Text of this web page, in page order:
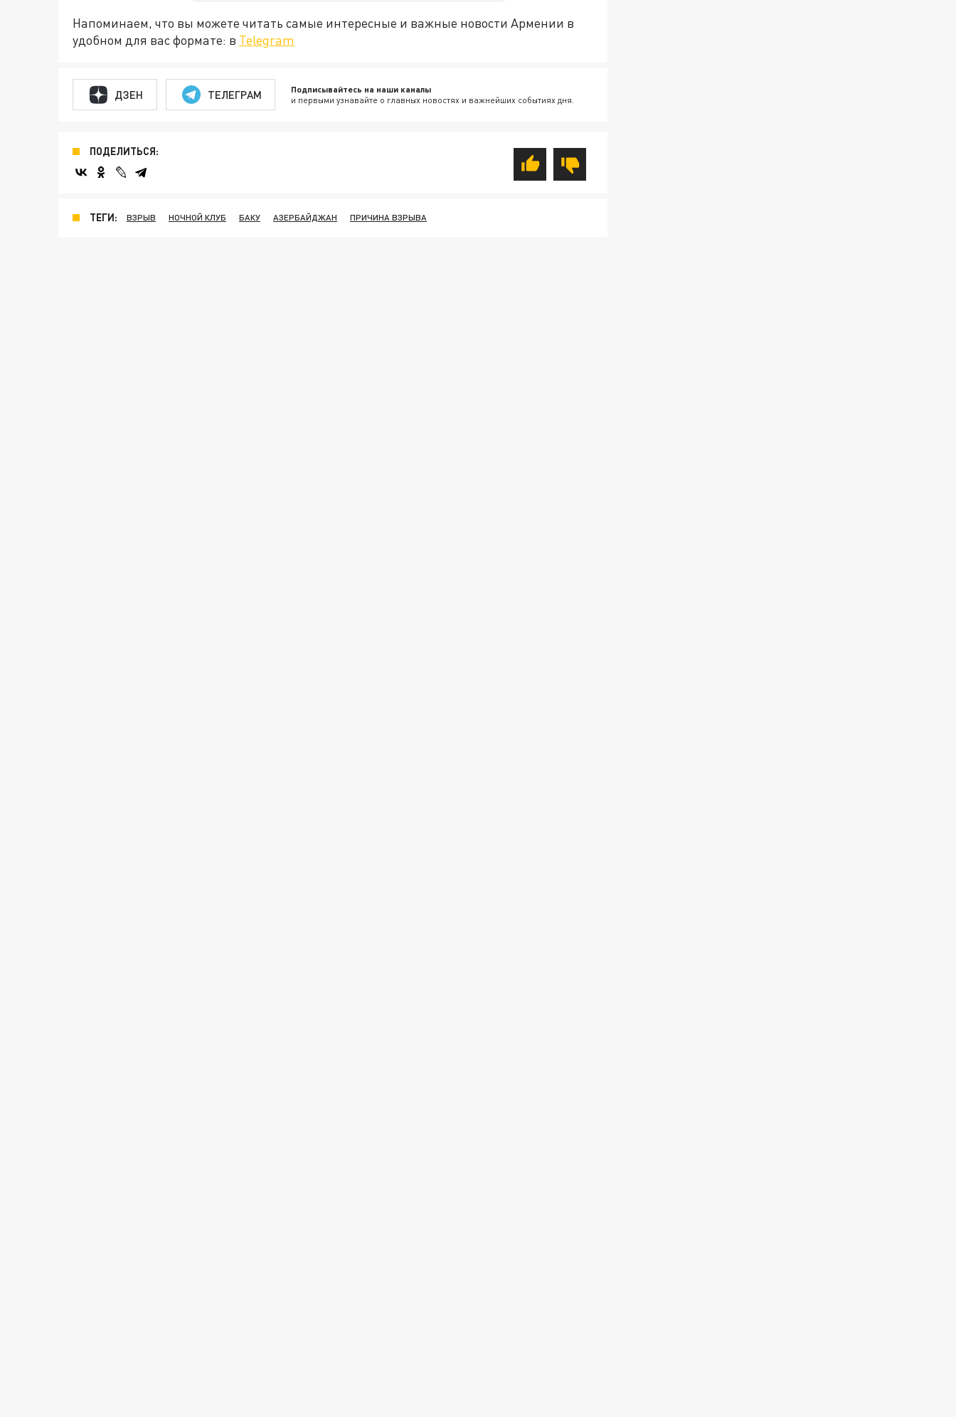
Напоминаем, что вы можете читать самые интересные и важные новости Армении в
удобном для вас формате: в Telegram
ДЗЕН ТЕЛЕГРАМ Подписывайтесь на наши каналы
и первыми узнавайте о главных новостях и важнейших событиях дня.
ПОДЕЛИТЬСЯ:
ТЕГИ: ВЗРЫВ НОЧНОЙ КЛУБ БАКУ АЗЕРБАЙДЖАН ПРИЧИНА ВЗРЫВА